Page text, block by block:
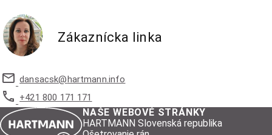
Zákaznícka linka
dansacsk@ hartmann.info
+421 800 171 171
NAŠE WEBOVÉ STRÁNKY
HARTMANN Slovenská republika